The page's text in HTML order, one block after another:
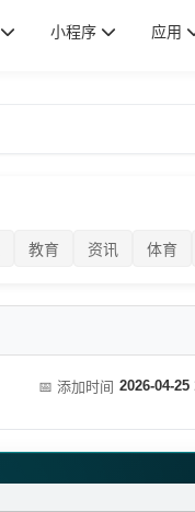
小程序 应用
教育 资讯 体育
📅 添加时间 2026-04-25